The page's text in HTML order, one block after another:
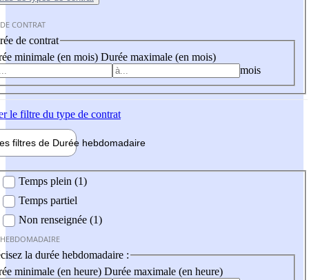
CONTRAT
de contrat
minimale (en mois) Durée maximale (en mois)
mois
le filtre du type de contrat
filtres de Durée hebdomadaire
Temps plein (1)
Temps partiel
Non renseignée (1)
la durée hebdomadaire :
minimale (en heure) Durée maximale (en heure)